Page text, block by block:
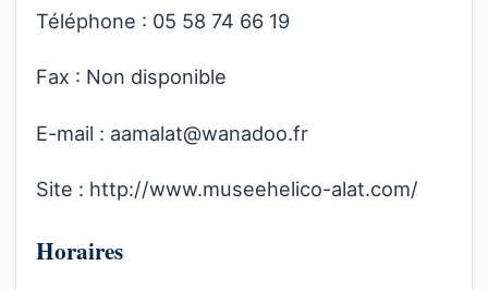
Téléphone : 05 58 74 66 19
Fax : Non disponible
E-mail : aamalat@wanadoo.fr
Site : http://www.museehelico-alat.com/
Horaires